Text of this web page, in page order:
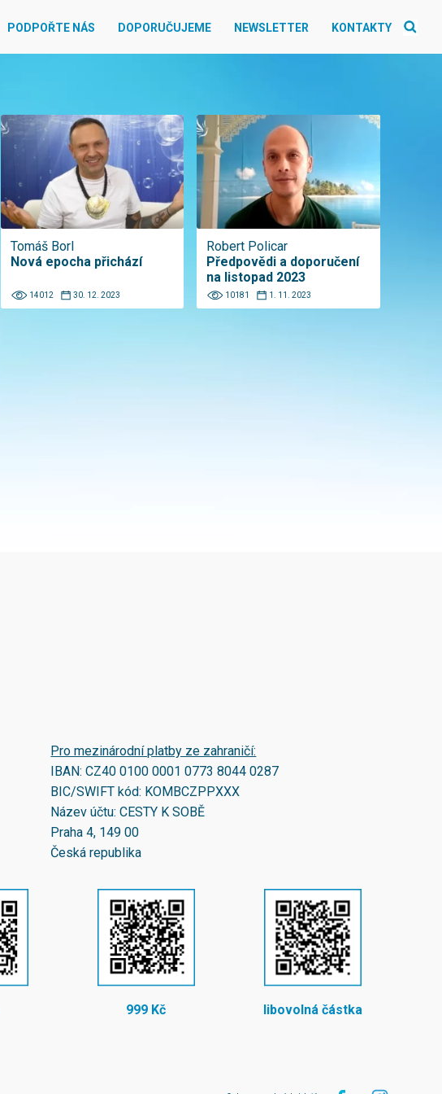
PODPOŘTE NÁS DOPORUČUJEME NEWSLETTER KONTAKTY
Tomáš Borl
Nová epocha přichází
14012 30. 12. 2023
Robert Policar
Předpovědi a doporučení
na listopad 2023
10181 1. 11. 2023
Pro mezinárodní platby ze zahraničí:
IBAN:CZ40 0100 0001 0773 8044 0287
BIC/SWIFT kód: KOMBCZPPXXX
Název účtu: CESTY K SOBĚ
Praha 4, 149 00
Česká republika
999 Kč libovolná částka